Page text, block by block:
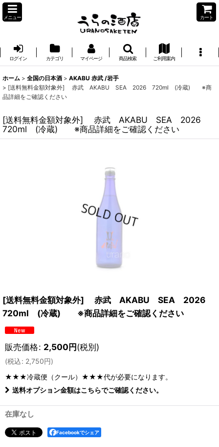
メニュー カート
ログイン カテゴリ マイページ 商品検索 ご利用案内
ホーム > 全国の日本酒 > AKABU 赤武 /岩手
> [送料無料金額対象外] 赤武 AKABU SEA 2026 720ml (冷蔵) ※商
品詳細をご確認ください
[送料無料金額対象外] 赤武 AKABU SEA 2026
720ml (冷蔵) ※商品詳細をご確認ください
[送料無料金額対象外] 赤武 AKABU SEA 2026
720ml (冷蔵) ※商品詳細をご確認ください
販売価格: 2,500円(税別)
(税込: 2,750円)
★★★冷蔵便（クール）★★★代が必要になります。
送料オプション金額はこちらでご確認ください。
在庫なし
Facebookでシェア